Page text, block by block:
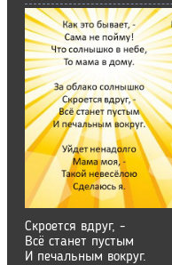
Скроется вдруг, -
Всё станет пустым
И печальным вокруг.